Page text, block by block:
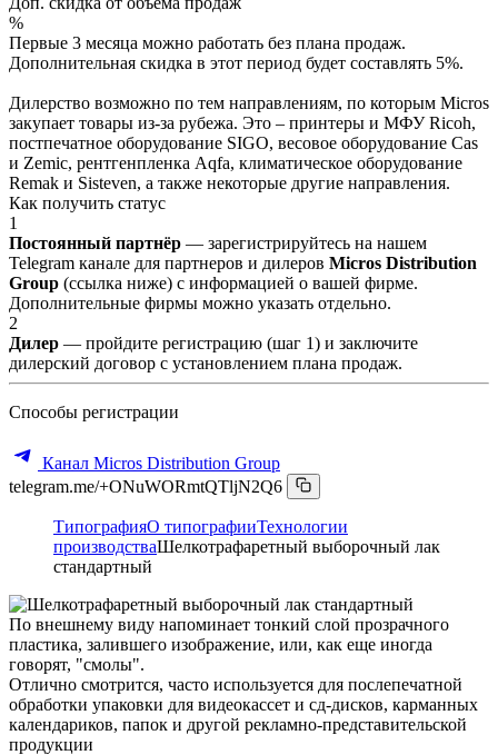
%
Первые 3 месяца можно работать без плана продаж.
Дополнительная скидка в этот период будет составлять 5%.
Дилерство возможно по тем направлениям, по которым Micros
закупает товары из-за рубежа. Это – принтеры и МФУ Ricoh,
постпечатное оборудование SIGO, весовое оборудование Cas
и Zemic, рентгенпленка Aqfa, климатическое оборудование
Remak и Sisteven, а также некоторые другие направления.
Как получить статус
1
Постоянный партнёр — зарегистрируйтесь на нашем
Telegram канале для партнеров и дилеров Micros Distribution
Group (ссылка ниже) с информацией о вашей фирме.
Дополнительные фирмы можно указать отдельно.
2
Дилер — пройдите регистрацию (шаг 1) и заключите
дилерский договор с установлением плана продаж.
Способы регистрации
Канал Micros Distribution Group
telegram.me/+ONuWORmtQTljN2Q6
ТипографияО типографииТехнологии
производстваШелкотрафаретный выборочный лак
стандартный
По внешнему виду напоминает тонкий слой прозрачного
пластика, залившего изображение, или, как еще иногда
говорят, "смолы".
Отлично смотрится, часто используется для послепечатной
обработки упаковки для видеокассет и сд-дисков, карманных
календариков, папок и другой рекламно-представительской
продукции